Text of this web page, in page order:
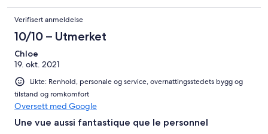
Verifisert anmeldelse
10/10 – Utmerket
Chloe
19. okt. 2021
Likte: Renhold, personale og service, overnattingsstedets bygg og
tilstand og romkomfort
Oversett med Google
Une vue aussi fantastique que le personnel